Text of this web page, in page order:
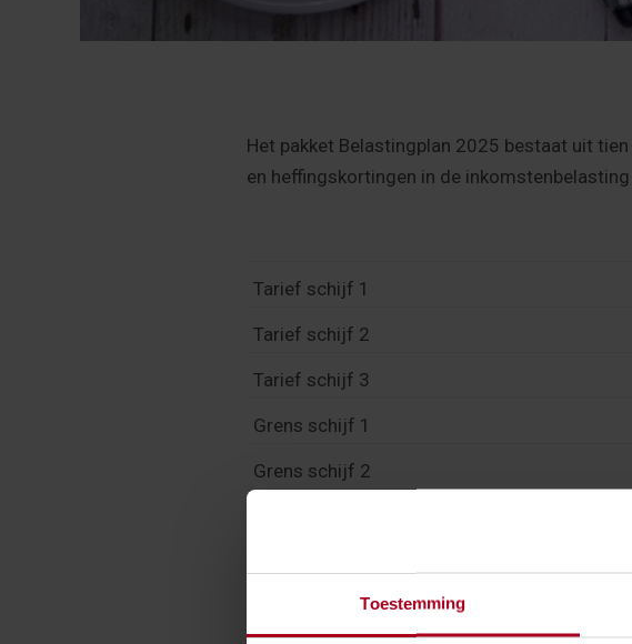
Toestemming
Het pakket Belastingplan 2025 bestaat uit
en heffingskortingen in de
Tarief schijf 1
Tarief schijf 2
Tarief schijf 3
Grens schijf 1
Grens schijf 2
IACK, maximaal